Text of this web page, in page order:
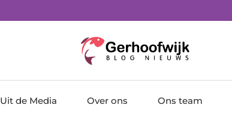
Uit de Media Over ons Ons team